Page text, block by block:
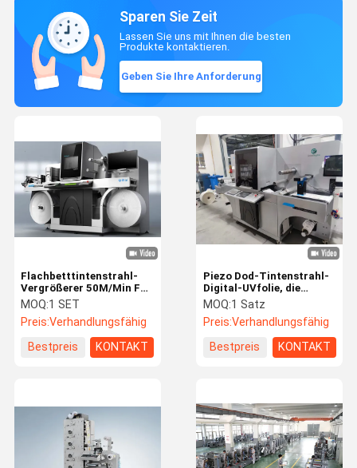
Sparen Sie Zeit
Lassen Sie uns mit Ihnen die besten
Produkte kontaktieren.
Geben Sie Ihre Anforderung
Piezo Dod-Tintenstrahl-
Digital-UVfolie, die
Vergrößerer stempelt und
lackiert
MOQ:1 Satz
Preis:Verhandlungsfähig
Bestpreis
KONTAKT
Flachbetttintenstrahl-
Vergrößerer 50M/Min Foil
Stamping Varnishing
Digital
MOQ:1 SET
Preis:Verhandlungsfähig
Bestpreis
KONTAKT